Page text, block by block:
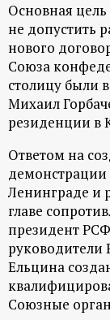
й
п
о
р
т
а
л
Основная
не допустить
нового
Союза
столицу были
Михаил
резиденции в
Ответом на
демонстрации
Ленинграде и
главе
президент
руководители
Ельцина
Союзные